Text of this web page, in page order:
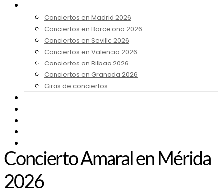
Conciertos en Madrid 2026
Conciertos en Barcelona 2026
Conciertos en Sevilla 2026
Conciertos en Valencia 2026
Conciertos en Bilbao 2026
Conciertos en Granada 2026
Giras de conciertos
Concierto Amaral en Mérida
2026